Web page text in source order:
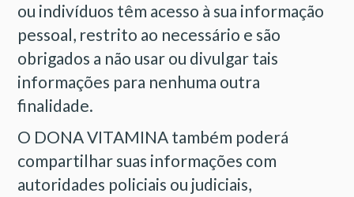
ou indivíduos têm acesso à sua informação
pessoal, restrito ao necessário e são
obrigados a não usar ou divulgar tais
informações para nenhuma outra
finalidade.
O DONA VITAMINA também poderá
compartilhar suas informações com
autoridades policiais ou judiciais,